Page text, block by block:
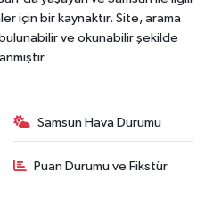
için bir kaynaktır. Site, arama
ve okunabilir şekilde
Samsun Hava Durumu
Puan Durumu ve Fikstür